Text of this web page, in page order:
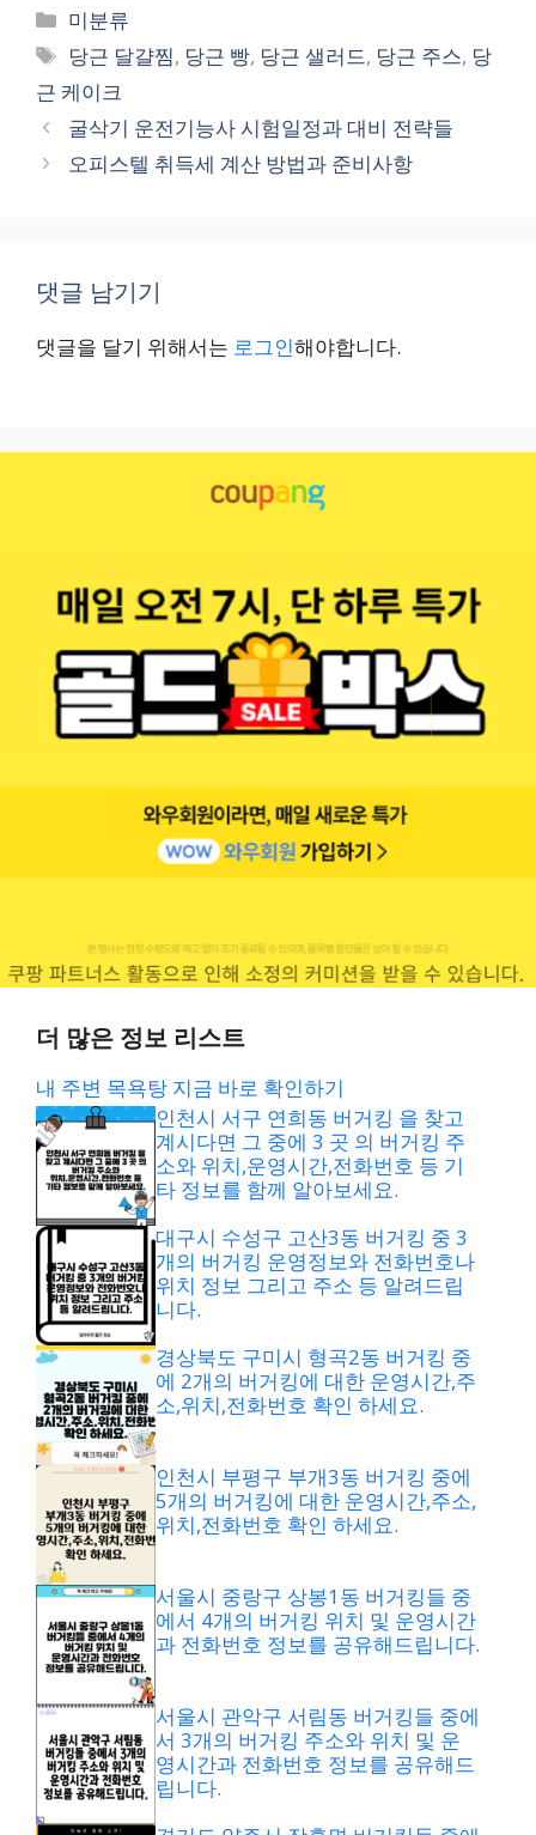
카
테
고
리
미분류
태
그
당근 달걀찜, 당근 빵, 당근 샐러드, 당근 주스, 당
근 케이크
굴삭기 운전기능사 시험일정과 대비 전략들
오피스텔 취득세 계산 방법과 준비사항
댓글 남기기
댓글을 달기 위해서는 로그인해야합니다.
더 많은 정보 리스트
내 주변 목욕탕 지금 바로 확인하기
인천시 서구 연희동 버거킹 을 찾고
계시다면 그 중에 3 곳 의 버거킹 주
소와 위치,운영시간,전화번호 등 기
타 정보를 함께 알아보세요.
대구시 수성구 고산3동 버거킹 중 3
개의 버거킹 운영정보와 전화번호나
위치 정보 그리고 주소 등 알려드립
니다.
경상북도 구미시 형곡2동 버거킹 중
에 2개의 버거킹에 대한 운영시간,주
소,위치,전화번호 확인 하세요.
인천시 부평구 부개3동 버거킹 중에
5개의 버거킹에 대한 운영시간,주소,
위치,전화번호 확인 하세요.
서울시 중랑구 상봉1동 버거킹들 중
에서 4개의 버거킹 위치 및 운영시간
과 전화번호 정보를 공유해드립니다.
서울시 관악구 서림동 버거킹들 중에
서 3개의 버거킹 주소와 위치 및 운
영시간과 전화번호 정보를 공유해드
립니다.